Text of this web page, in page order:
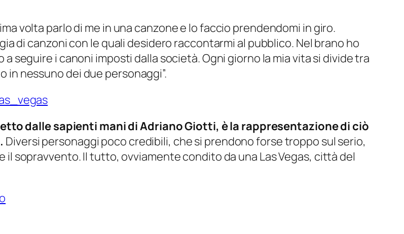
volta parlo di me in una canzone e lo faccio prendendomi in giro.
di canzoni con le quali desidero raccontarmi al pubblico. Nel brano ho
seguire i canoni imposti dalla società. Ogni giorno la mia vita si divide tra
in nessuno dei due personaggi”.
dalle sapienti mani di Adriano Giotti, è la rappresentazione di ciò
Diversi personaggi poco credibili, che si prendono forse troppo sul serio,
il sopravvento. Il tutto, ovviamente condito da una Las Vegas, città del